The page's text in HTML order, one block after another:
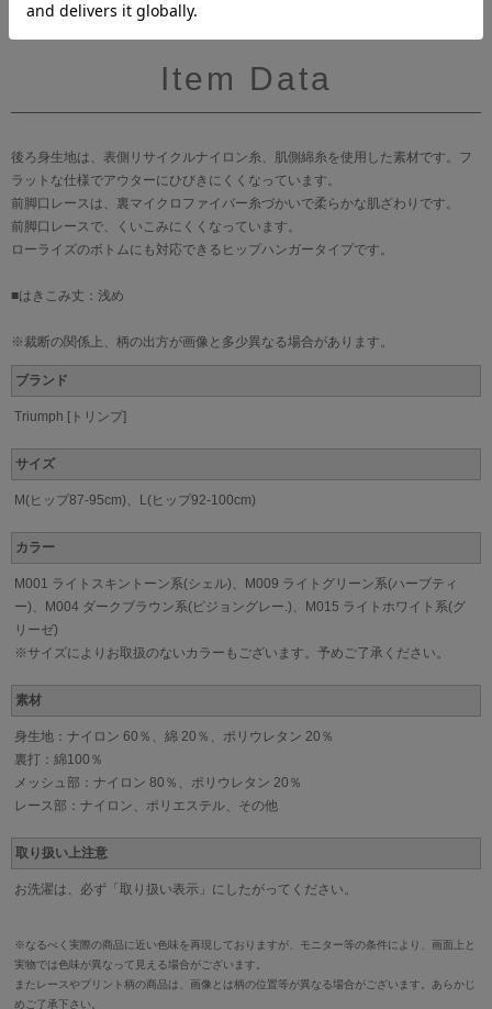
Item Data
後ろ身生地は、表側リサイクルナイロン糸、肌側綿糸を使用した素材です。フ
ラットな仕様でアウターにひびきにくくなっています。
前脚口レースは、裏マイクロファイバー糸づかいで柔らかな肌ざわりです。
前脚口レースで、くいこみにくくなっています。
ローライズのボトムにも対応できるヒップハンガータイプです。
■はきこみ丈：浅め
※裁断の関係上、柄の出方が画像と多少異なる場合があります。
ブランド
Triumph [トリンプ]
サイズ
M(ヒップ87-95cm)、L(ヒップ92-100cm)
カラー
M001 ライトスキントーン系(シェル)、M009 ライトグリーン系(ハーブティ
ー)、M004 ダークブラウン系(ピジョングレー.)、M015 ライトホワイト系(グ
リーゼ)
※サイズによりお取扱のないカラーもございます。予めご了承ください。
素材
身生地：ナイロン 60％、綿 20％、ポリウレタン 20％
裏打：綿100％
メッシュ部：ナイロン 80％、ポリウレタン 20％
レース部：ナイロン、ポリエステル、その他
取り扱い上注意
お洗濯は、必ず「取り扱い表示」にしたがってください。
※なるべく実際の商品に近い色味を再現しておりますが、モニター等の条件により、画面上と
実物では色味が異なって見える場合がございます。
またレースやプリント柄の商品は、画像とは柄の位置等が異なる場合がございます。あらかじ
めご了承下さい。